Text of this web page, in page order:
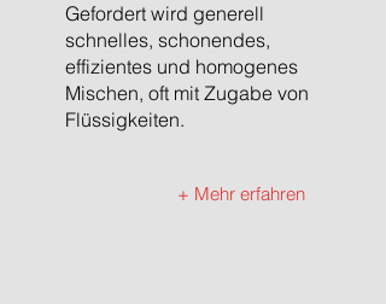
Gefordert wird generell
schnelles, schonendes,
effizientes und homogenes
Mischen, oft mit Zugabe von
Flüssigkeiten.
+ Mehr erfahren